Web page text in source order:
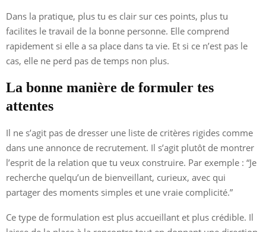
Dans la pratique, plus tu es clair sur ces points, plus tu
facilites le travail de la bonne personne. Elle comprend
rapidement si elle a sa place dans ta vie. Et si ce n’est pas le
cas, elle ne perd pas de temps non plus.
La bonne manière de formuler tes
attentes
Il ne s’agit pas de dresser une liste de critères rigides comme
dans une annonce de recrutement. Il s’agit plutôt de montrer
l’esprit de la relation que tu veux construire. Par exemple : “Je
recherche quelqu’un de bienveillant, curieux, avec qui
partager des moments simples et une vraie complicité.”
Ce type de formulation est plus accueillant et plus crédible. Il